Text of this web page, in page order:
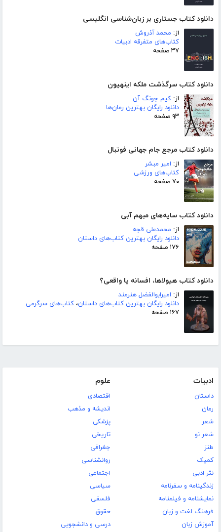
دانلود کتاب جستاری بر زبان‌شناسی انگلیسی
از: محمد آذروش
کتاب‌های متفرقه ادبیات
۳۷ صفحه
دانلود کتاب سرگذشت ملکه اینهیون
از: کیم جونگ آن
دانلود رایگان بهترین رمان‌ها
۹۳ صفحه
دانلود کتاب مرجع جام جهانی فوتبال
از: امیر مبشر
کتاب‌های ورزشی
۷۰ صفحه
دانلود کتاب سایه‌های مبهم آبی
از: محمدعلی قجه
دانلود رایگان بهترین کتاب‌های داستان
۱۷۶ صفحه
دانلود کتاب هیولاها، افسانه یا واقعی؟
از: امیرابوالفضل هنرمند
دانلود رایگان بهترین کتاب‌های داستان، کتاب‌های سرگرمی
۱۶۷ صفحه
ادبیات
داستان
رمان
شعر
شعر نو
طنز
کمیک
نثر ادبی
زندگینامه و سفرنامه
نمایشنامه و فیلمنامه
فرهنگ لغت و زبان
آموزش زبان
علوم
اقتصادی
اندیشه و مذهب
پزشکی
تاریخی
جغرافی
روانشناسی
اجتماعی
سیاسی
فلسفی
حقوق
درسی و دانشجویی